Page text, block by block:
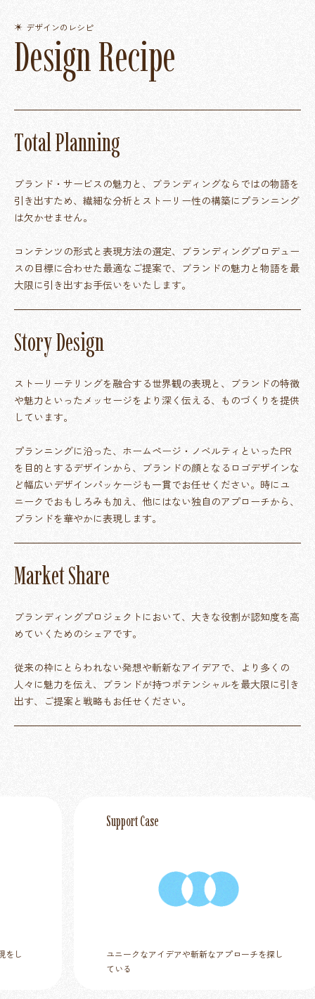
デザインのレシピ
DesignRecipe
TotalPlanning
ブランド・サービスの魅力と、ブランディングならではの物語を
引き出すため、繊細な分析とストーリー性の構築にプランニング
は欠かせません。
コンテンツの形式と表現方法の選定、ブランディングプロデュー
スの目標に合わせた最適なご提案で、ブランドの魅力と物語を最
大限に引き出すお手伝いをいたします。
StoryDesign
ストーリーテリングを融合する世界観の表現と、ブランドの特徴
や魅力といったメッセージをより深く伝える、ものづくりを提供
しています。
プランニングに沿った、ホームページ・ノベルティといったPR
を目的とするデザインから、ブランドの顔となるロゴデザインな
ど幅広いデザインパッケージも一貫でお任せください。時にユ
ニークでおもしろみも加え、他にはない独自のアプローチから、
ブランドを華やかに表現します。
MarketShare
ブランディングプロジェクトにおいて、大きな役割が認知度を高
めていくためのシェアです。
従来の枠にとらわれない発想や斬新なアイデアで、より多くの
人々に魅力を伝え、ブランドが持つポテンシャルを最大限に引き
出す、ご提案と戦略もお任せください。
Support Case
ユニークなアイデアや斬新なアプローチを探し